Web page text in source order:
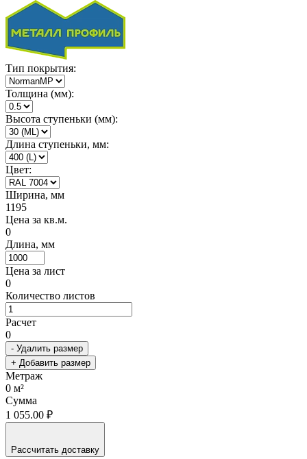
Тип покрытия:
Толщина (мм):
Высота ступеньки (мм):
Длина ступеньки, мм:
Цвет:
Ширина, мм
1195
Цена за кв.м.
0
Длина, мм
Цена за лист
0
Количество листов
Расчет
0
- Удалить размер
+ Добавить размер
Метраж
0 м²
Сумма
1 055.00 ₽
Рассчитать доставку